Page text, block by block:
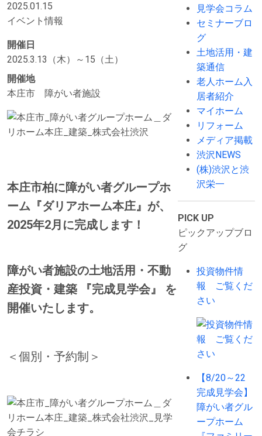
2025.01.15
イベント情報
開催日
2025.3.13（木）～15（土）
開催地
本庄市 障がい者施設
本庄市柏に障がい者グループホ
ーム『ダリアホーム本庄』が、
2025年2月に完成します！
障がい者施設の土地活用・不動
産投資・建築 『完成見学会』 を
開催いたします。
＜個別・予約制＞
見学会コラム
セミナーブロ
グ
土地活用・建
築通信
老人ホーム入
居者紹介
マイホーム
リフォーム
メディア掲載
渋沢NEWS
(株)渋沢と渋
沢栄一
PICK UP
ピックアップブロ
グ
投資物件情
報 ご覧くだ
さい
【8/20～22
完成見学会】
障がい者グル
ープホーム